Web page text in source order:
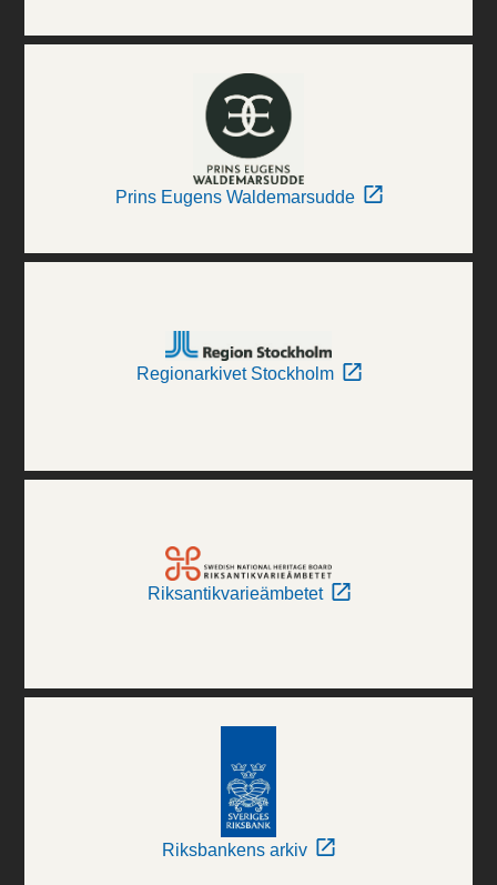
Prins Eugens Waldemarsudde
Regionarkivet Stockholm
Riksantikvarieämbetet
Riksbankens arkiv